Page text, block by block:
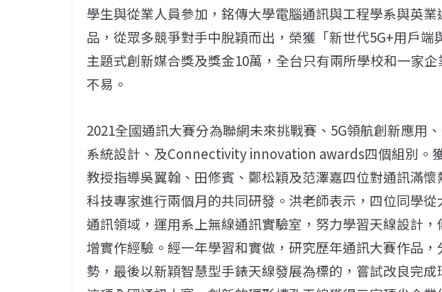
學生與從業人員參加，銘傳大學電腦通訊與工程學系與英
品，從眾多競爭對手中脫穎而出，榮獲「新世代5G+用戶端
主題式創新媒合獎及獎金10萬，全台只有兩所學校和一家
不易。
2021全國通訊大賽分為聯網未來挑戰賽、5G領航創新應用
系統設計、及Connectivity innovation awards四個組別。
教授指導吳翼翰、田修賓、鄭松穎及范澤嘉四位對通訊滿
科技專家進行兩個月的共同研發。洪老師表示，四位同學
通訊領域，運用系上無線通訊實驗室，努力學習天線設計
增實作經驗。經一年學習和實做，研究歷年通訊大賽作品
勢，最後以新穎智慧型手錶天線發展為標的，嘗試改良完